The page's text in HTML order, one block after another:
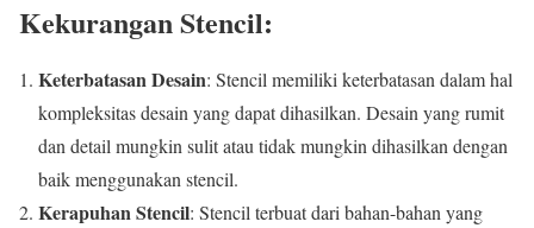
Kekurangan Stencil:
Keterbatasan Desain: Stencil memiliki keterbatasan dalam hal
kompleksitas desain yang dapat dihasilkan. Desain yang rumit
dan detail mungkin sulit atau tidak mungkin dihasilkan dengan
baik menggunakan stencil.
Kerapuhan Stencil: Stencil terbuat dari bahan-bahan yang